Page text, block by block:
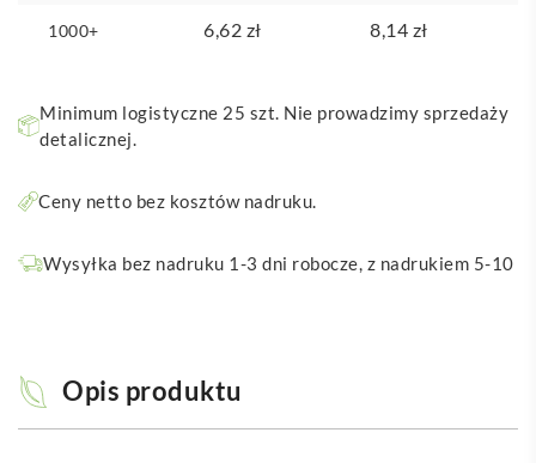
1000+ 6,62 zł 8,14 zł
Minimum logistyczne 25 szt. Nie prowadzimy sprzedaży
detalicznej.
Ceny netto bez kosztów nadruku.
Wysyłka bez nadruku 1-3 dni robocze, z nadrukiem 5-10
Opis produktu